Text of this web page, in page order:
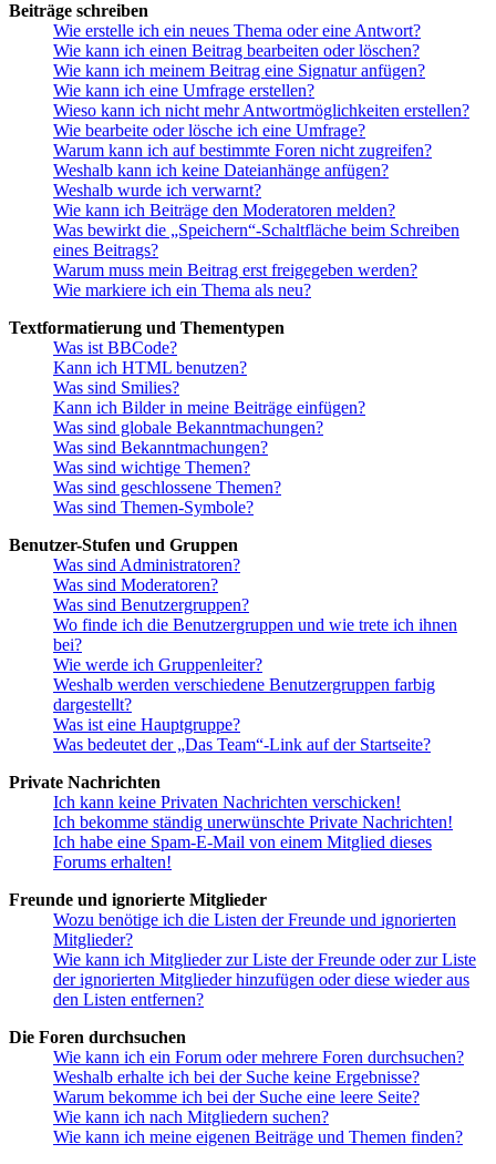
Beiträge schreiben
Wie erstelle ich ein neues Thema oder eine Antwort?
Wie kann ich einen Beitrag bearbeiten oder löschen?
Wie kann ich meinem Beitrag eine Signatur anfügen?
Wie kann ich eine Umfrage erstellen?
Wieso kann ich nicht mehr Antwortmöglichkeiten erstellen?
Wie bearbeite oder lösche ich eine Umfrage?
Warum kann ich auf bestimmte Foren nicht zugreifen?
Weshalb kann ich keine Dateianhänge anfügen?
Weshalb wurde ich verwarnt?
Wie kann ich Beiträge den Moderatoren melden?
Was bewirkt die „Speichern“-Schaltfläche beim Schreiben
eines Beitrags?
Warum muss mein Beitrag erst freigegeben werden?
Wie markiere ich ein Thema als neu?
Textformatierung und Thementypen
Was ist BBCode?
Kann ich HTML benutzen?
Was sind Smilies?
Kann ich Bilder in meine Beiträge einfügen?
Was sind globale Bekanntmachungen?
Was sind Bekanntmachungen?
Was sind wichtige Themen?
Was sind geschlossene Themen?
Was sind Themen-Symbole?
Benutzer-Stufen und Gruppen
Was sind Administratoren?
Was sind Moderatoren?
Was sind Benutzergruppen?
Wo finde ich die Benutzergruppen und wie trete ich ihnen
bei?
Wie werde ich Gruppenleiter?
Weshalb werden verschiedene Benutzergruppen farbig
dargestellt?
Was ist eine Hauptgruppe?
Was bedeutet der „Das Team“-Link auf der Startseite?
Private Nachrichten
Ich kann keine Privaten Nachrichten verschicken!
Ich bekomme ständig unerwünschte Private Nachrichten!
Ich habe eine Spam-E-Mail von einem Mitglied dieses
Forums erhalten!
Freunde und ignorierte Mitglieder
Wozu benötige ich die Listen der Freunde und ignorierten
Mitglieder?
Wie kann ich Mitglieder zur Liste der Freunde oder zur Liste
der ignorierten Mitglieder hinzufügen oder diese wieder aus
den Listen entfernen?
Die Foren durchsuchen
Wie kann ich ein Forum oder mehrere Foren durchsuchen?
Weshalb erhalte ich bei der Suche keine Ergebnisse?
Warum bekomme ich bei der Suche eine leere Seite?
Wie kann ich nach Mitgliedern suchen?
Wie kann ich meine eigenen Beiträge und Themen finden?